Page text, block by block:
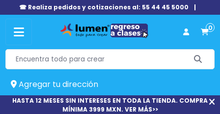
☎ Realiza pedidos y cotizaciones al: 55 44 45 5000 |
0
Agregar tu dirección
HASTA 12 MESES SIN INTERESES EN TODA LA TIENDA. COMPRA
MÍNIMA 3999 MXN. VER MÁS>>